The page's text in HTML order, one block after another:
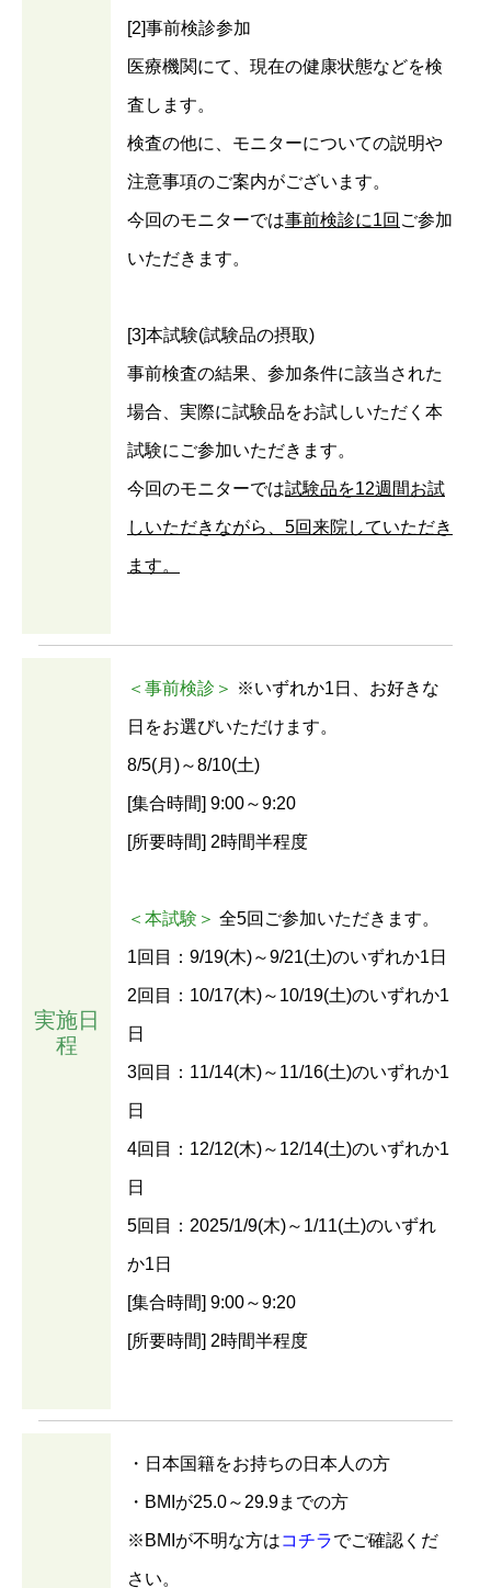
[2]事前検診参加
医療機関にて、現在の健康状態などを検
査します。
検査の他に、モニターについての説明や
注意事項のご案内がございます。
今回のモニターでは事前検診に1回 ご参加
いただきます。
[3]本試験(試験品の摂取)
事前検査の結果、参加条件に該当された
場合、実際に試験品をお試しいただく本
試験にご参加いただきます。
今回のモニターでは試験品を12週間お試
しいただきながら、5回来院していただき
ます。
実施日
程
＜事前検診＞ ※いずれか1日、お好きな
日をお選びいただけます。
8/5(月)～8/10(土)
[集合時間] 9:00～9:20
[所要時間] 2時間半程度
＜本試験＞ 全5回ご参加いただきます。
1回目：9/19(木)～9/21(土)のいずれか1日
2回目：10/17(木)～10/19(土)のいずれか1
日
3回目：11/14(木)～11/16(土)のいずれか1
日
4回目：12/12(木)～12/14(土)のいずれか1
日
5回目：2025/1/9(木)～1/11(土)のいずれ
か1日
[集合時間] 9:00～9:20
[所要時間] 2時間半程度
・日本国籍をお持ちの日本人の方
・BMIが25.0～29.9までの方
※BMIが不明な方はコチラでご確認くだ
さい。